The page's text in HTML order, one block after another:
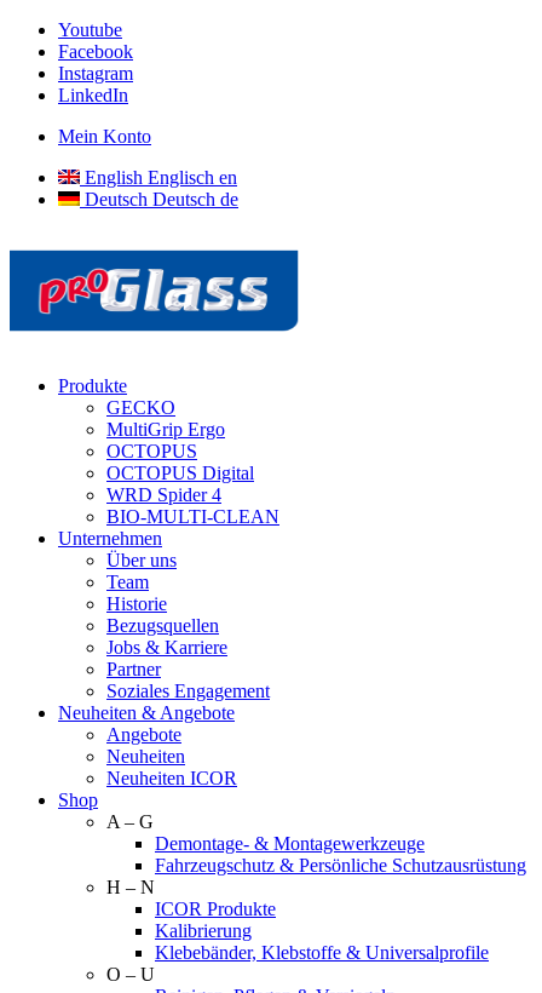
Youtube
Facebook
Instagram
LinkedIn
Mein Konto
English Englisch en
Deutsch Deutsch de
Produkte
GECKO
MultiGrip Ergo
OCTOPUS
OCTOPUS Digital
WRD Spider 4
BIO-MULTI-CLEAN
Unternehmen
Über uns
Team
Historie
Bezugsquellen
Jobs & Karriere
Partner
Soziales Engagement
Neuheiten & Angebote
Angebote
Neuheiten
Neuheiten ICOR
Shop
A – G
Demontage- & Montagewerkzeuge
Fahrzeugschutz & Persönliche Schutzausrüstung
H – N
ICOR Produkte
Kalibrierung
Klebebänder, Klebstoffe & Universalprofile
O – U